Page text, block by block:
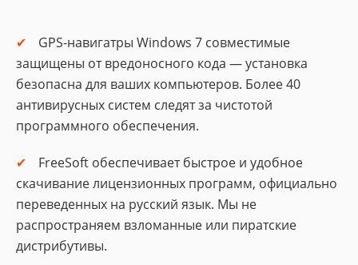
GPS-навигатры Windows 7 совместимые
защищены от вредоносного кода — установка
безопасна для ваших компьютеров. Более 40
антивирусных систем следят за чистотой
программного обеспечения.
FreeSoft обеспечивает быстрое и удобное
скачивание лицензионных программ, официально
переведенных на русский язык. Мы не
распространяем взломанные или пиратские
дистрибутивы.